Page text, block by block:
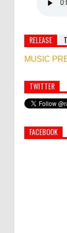
RELEASE
MUSIC
Simbol
Afghanistan
TWITTER
FACEBOOK